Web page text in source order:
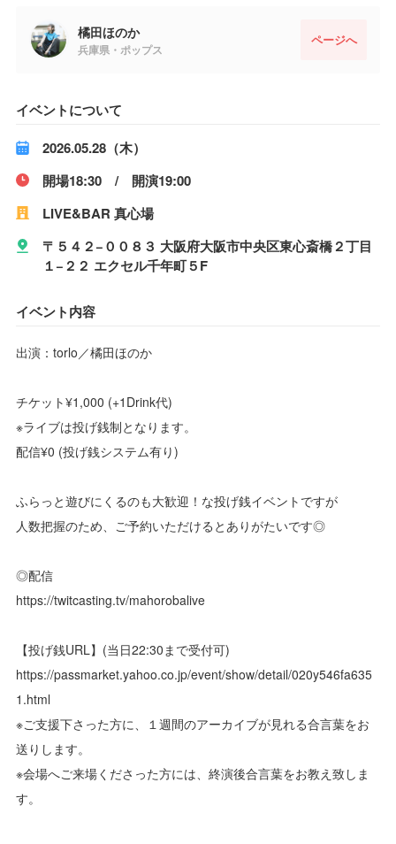
橘田ほのか
兵庫県・ポップス
ページへ
イベントについて
2026.05.28（木）
開場18:30 / 開演19:00
LIVE&BAR 真心場
〒５４２−００８３ 大阪府大阪市中央区東心斎橋２丁目
１−２２ エクセル千年町５F
イベント内容
出演：torlo／橘田ほのか
チケット¥1,000 (+1Drink代)
※ライブは投げ銭制となります。
配信¥0 (投げ銭システム有り)
ふらっと遊びにくるのも大歓迎！な投げ銭イベントですが
人数把握のため、ご予約いただけるとありがたいです◎
◎配信
https://twitcasting.tv/mahorobalive
【投げ銭URL】(当日22:30まで受付可)
https://passmarket.yahoo.co.jp/event/show/detail/020y546fa635
1.html
※ご支援下さった方に、１週間のアーカイブが見れる合言葉をお
送りします。
※会場へご来場くださった方には、終演後合言葉をお教え致しま
す。